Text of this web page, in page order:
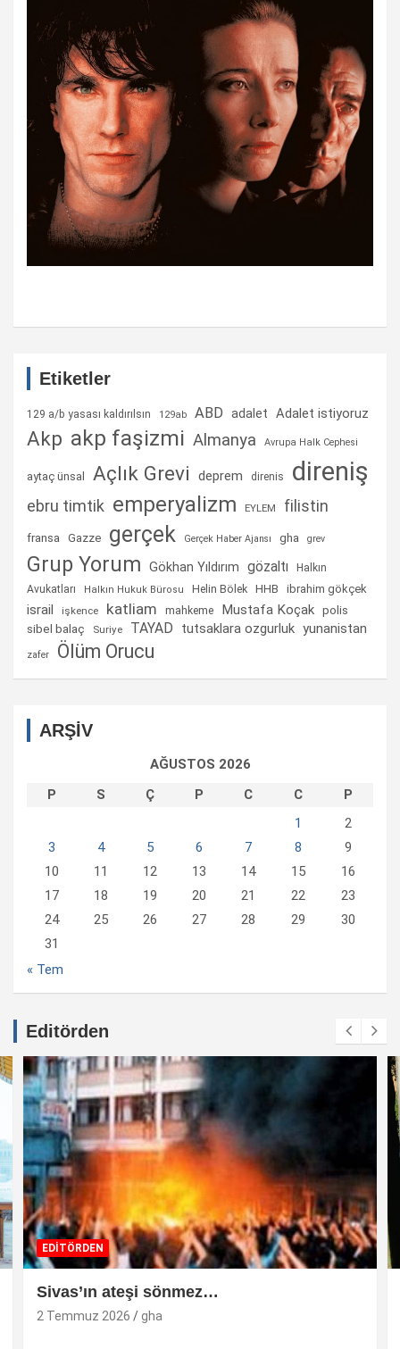
Etiketler
129 a/b yasası kaldırılsın 129ab ABD adalet Adalet istiyoruz
Akp akp faşizmi Almanya Avrupa Halk Cephesi
aytaç ünsal Açlık Grevi deprem direnis direniş
ebru timtik emperyalizm EYLEM filistin
fransa Gazze gerçek Gerçek Haber Ajansı gha grev
Grup Yorum Gökhan Yıldırım gözaltı
Halkın
Avukatları
Halkın Hukuk Bürosu Helin Bölek HHB ibrahim gökçek
israil işkence katliam mahkeme Mustafa Koçak polis
sibel balaç Suriye TAYAD tutsaklara ozgurluk yunanistan
zafer Ölüm Orucu
ARŞİV
AĞUSTOS 2026
P
S Ç P C C
P
1
2
3
4 5 6 7 8
9
10
11 12 13 14 15
16
17
18 19 20 21 22
23
24
25 26 27 28 29
30
31
« Tem
Editörden
EDİTÖRDEN
Sivas’ın ateşi sönmez…
2 Temmuz 2026 gha